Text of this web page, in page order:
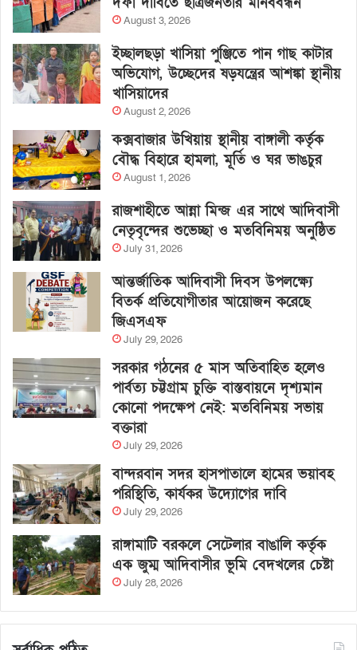
August 3, 2026
ইচ্ছালছড়া খাসিয়া পুঞ্জিতে পান গাছ কাটার
অভিযোগ, উচ্ছেদের ষড়যন্ত্রের আশঙ্কা স্থানীয়
খাসিয়াদের
August 2, 2026
কক্সবাজার উখিয়ায় স্থানীয় বাঙ্গালী কর্তৃক
বৌদ্ধ বিহারে হামলা, মূর্তি ও ঘর ভাঙচুর
August 1, 2026
রাজশাহীতে আন্না মিন্জ এর সাথে আদিবাসী
নেতৃবৃন্দের শুভেচ্ছা ও মতবিনিময় অনুষ্ঠিত
July 31, 2026
আন্তর্জাতিক আদিবাসী দিবস উপলক্ষ্যে
বিতর্ক প্রতিযোগীতার আয়োজন করেছে
জিএসএফ
July 29, 2026
সরকার গঠনের ৫ মাস অতিবাহিত হলেও
পার্বত্য চট্টগ্রাম চুক্তি বাস্তবায়নে দৃশ্যমান
কোনো পদক্ষেপ নেই: মতবিনিময় সভায়
বক্তারা
July 29, 2026
বান্দরবান সদর হাসপাতালে হামের ভয়াবহ
পরিস্থিতি, কার্যকর উদ্যোগের দাবি
July 29, 2026
রাঙ্গামাটি বরকলে সেটেলার বাঙালি কর্তৃক
এক জুম্ম আদিবাসীর ভূমি বেদখলের চেষ্টা
July 28, 2026